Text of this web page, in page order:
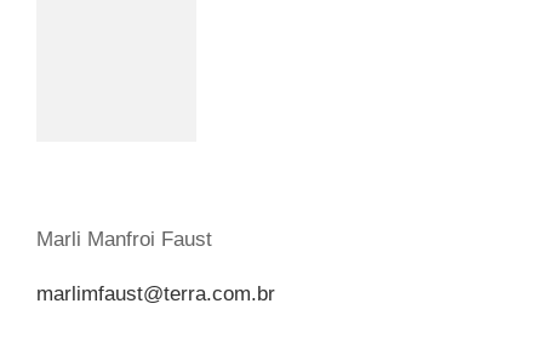
Marli Manfroi Faust
marlimfaust@terra.com.br